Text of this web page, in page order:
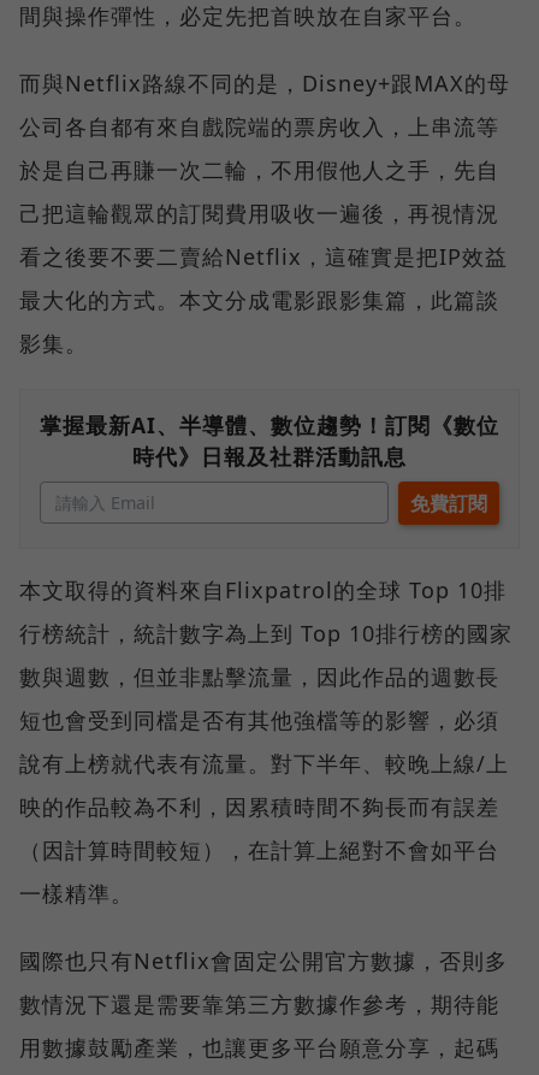
間與操作彈性，必定先把首映放在自家平台。
而與Netflix路線不同的是，Disney+跟MAX的母
公司各自都有來自戲院端的票房收入，上串流等
於是自己再賺一次二輪，不用假他人之手，先自
己把這輪觀眾的訂閱費用吸收一遍後，再視情況
看之後要不要二賣給Netflix，這確實是把IP效益
最大化的方式。本文分成電影跟影集篇，此篇談
影集。
掌握最新AI、半導體、數位趨勢！訂閱《數位
時代》日報及社群活動訊息
本文取得的資料來自Flixpatrol的全球 Top 10排
行榜統計，統計數字為上到 Top 10排行榜的國家
數與週數，但並非點擊流量，因此作品的週數長
短也會受到同檔是否有其他強檔等的影響，必須
說有上榜就代表有流量。對下半年、較晚上線/上
映的作品較為不利，因累積時間不夠長而有誤差
（因計算時間較短），在計算上絕對不會如平台
一樣精準。
國際也只有Netflix會固定公開官方數據，否則多
數情況下還是需要靠第三方數據作參考，期待能
用數據鼓勵產業，也讓更多平台願意分享，起碼